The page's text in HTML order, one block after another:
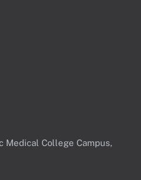
Medical College Campus,